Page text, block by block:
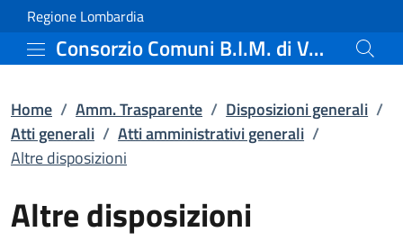
Vai al contenuto principale
Altre disposizioni | Atti
Regione Lombardia
Consorzio Comuni B.I.M. di Valle Camonica
Home / Amm. Trasparente / Disposizioni generali /
Atti generali / Atti amministrativi generali /
Altre disposizioni
Altre disposizioni